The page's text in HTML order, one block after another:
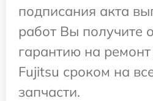
подписания акта
работ Вы получите
гарантию на ремонт
Fujitsu сроком на
запчасти.